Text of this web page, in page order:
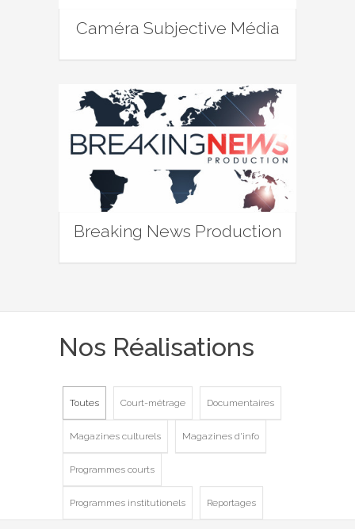
Caméra Subjective Média
Breaking News Production
Nos Réalisations
Toutes Court-métrage Documentaires
Magazines culturels Magazines d'info
Programmes courts
Programmes institutionels Reportages